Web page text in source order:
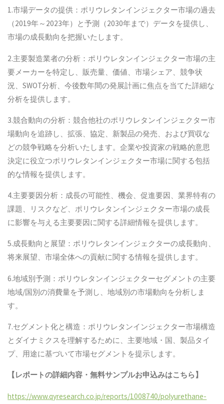
1.市場データの提供：ポリウレタンインジェクター市場の過去
（2019年～2023年）と予測（2030年まで）データを提供し、
市場の成長動向を把握いたします。
2.主要製造業者の分析：ポリウレタンインジェクター市場の主
要メーカーを特定し、販売量、価値、市場シェア、競争状
況、SWOT分析、今後数年間の発展計画に焦点を当てた詳細な
分析を提供します。
3.競合動向の分析：競合他社のポリウレタンインジェクター市
場動向を追跡し、拡張、協定、新製品の発売、および買収な
どの競争戦略を分析いたします。企業や投資家の戦略的意思
決定に役立つポリウレタンインジェクター市場に関する包括
的な情報を提供します。
4.主要要因分析：成長の可能性、機会、促進要因、業界特有の
課題、リスクなど、ポリウレタンインジェクター市場の成長
に影響を与える主要要因に関する詳細情報を提供します。
5.成長動向と展望：ポリウレタンインジェクターの成長動向、
将来展望、市場全体への貢献に関する情報を提供します。
6.地域別予測：ポリウレタンインジェクターセグメントの主要
地域/国別の消費量を予測し、地域別の市場動向を分析しま
す。
7.セグメント化と構造：ポリウレタンインジェクター市場構造
とダイナミクスを理解するために、主要地域・国、製品タイ
プ、用途に基づいて市場セグメントを提示します。
【レポートの詳細内容・無料サンプルお申込みはこちら】
https://www.qyresearch.co.jp/reports/1008740/polyurethane-